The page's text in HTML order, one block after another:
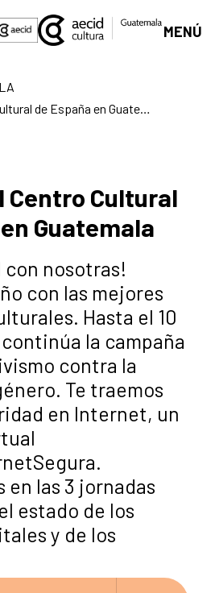
MENÚ
Enero en el Centro Cultural de España en Guatemala
Centro Cultural
Guatemala
con nosotras!
con las mejores
Hasta el 10
la campaña
contra la
Te traemos
en Internet, un
en las 3 jornadas
estado de los
y de los